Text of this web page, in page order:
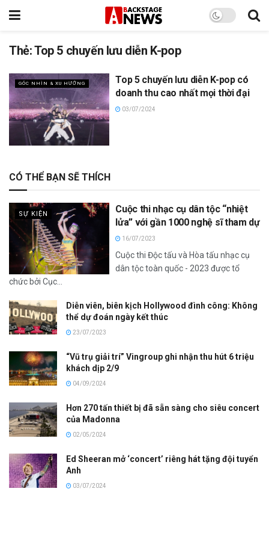
Thẻ:Top 5 chuyến lưu diễn K-pop
GÓC NHÌN & XU HƯỚNG
Top 5 chuyến lưu diễn K-pop có
doanh thu cao nhất mọi thời đại
03/07/2024
CÓ THỂ BẠN SẼ THÍCH
SỰ KIỆN
Cuộc thi nhạc cụ dân tộc “nhiệt
lửa” với gần 1000 nghệ sĩ tham dự
16/07/2023
Cuộc thi Độc tấu và Hòa tấu nhạc cụ
dân tộc toàn quốc - 2023 được tổ
chức bởi Cục...
Diễn viên, biên kịch Hollywood đình công: Không
thể dự đoán ngày kết thúc
23/07/2023
“Vũ trụ giải trí” Vingroup ghi nhận thu hút 6 triệu
khách dịp 2/9
04/09/2024
Hơn 270 tấn thiết bị đã sẵn sàng cho siêu concert
của Madonna
02/05/2024
Ed Sheeran mở ‘concert’ riêng hát tặng đội tuyển
Anh
03/07/2024